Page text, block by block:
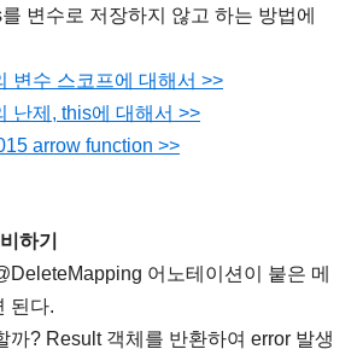
변수로 저장하지 않고 하는 방법에
변수 스코프에 대해서 >>
난제, this에 대해서 >>
arrow function >>
하기
어노테이션이 붙은 메
된다.
까? Result 객체를 반환하여 error 발생